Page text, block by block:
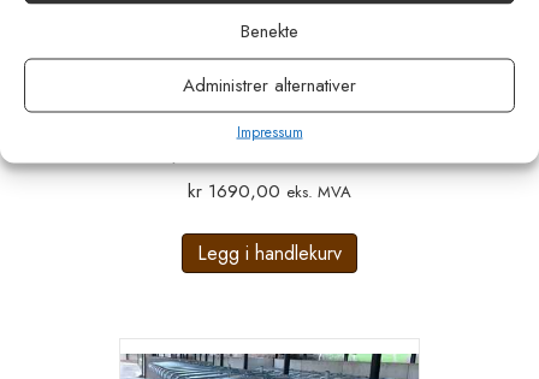
Benekte
Administrer alternativer
Impressum
MayoMat Cow Comfort Båsmatte
Supersoft 22mm 115 x 183
kr 1690,00 eks. MVA
Legg i handlekurv